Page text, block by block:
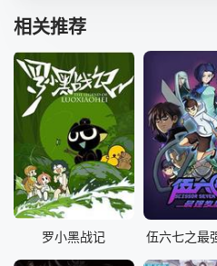
相关推荐
罗小黑战记 伍六七之最